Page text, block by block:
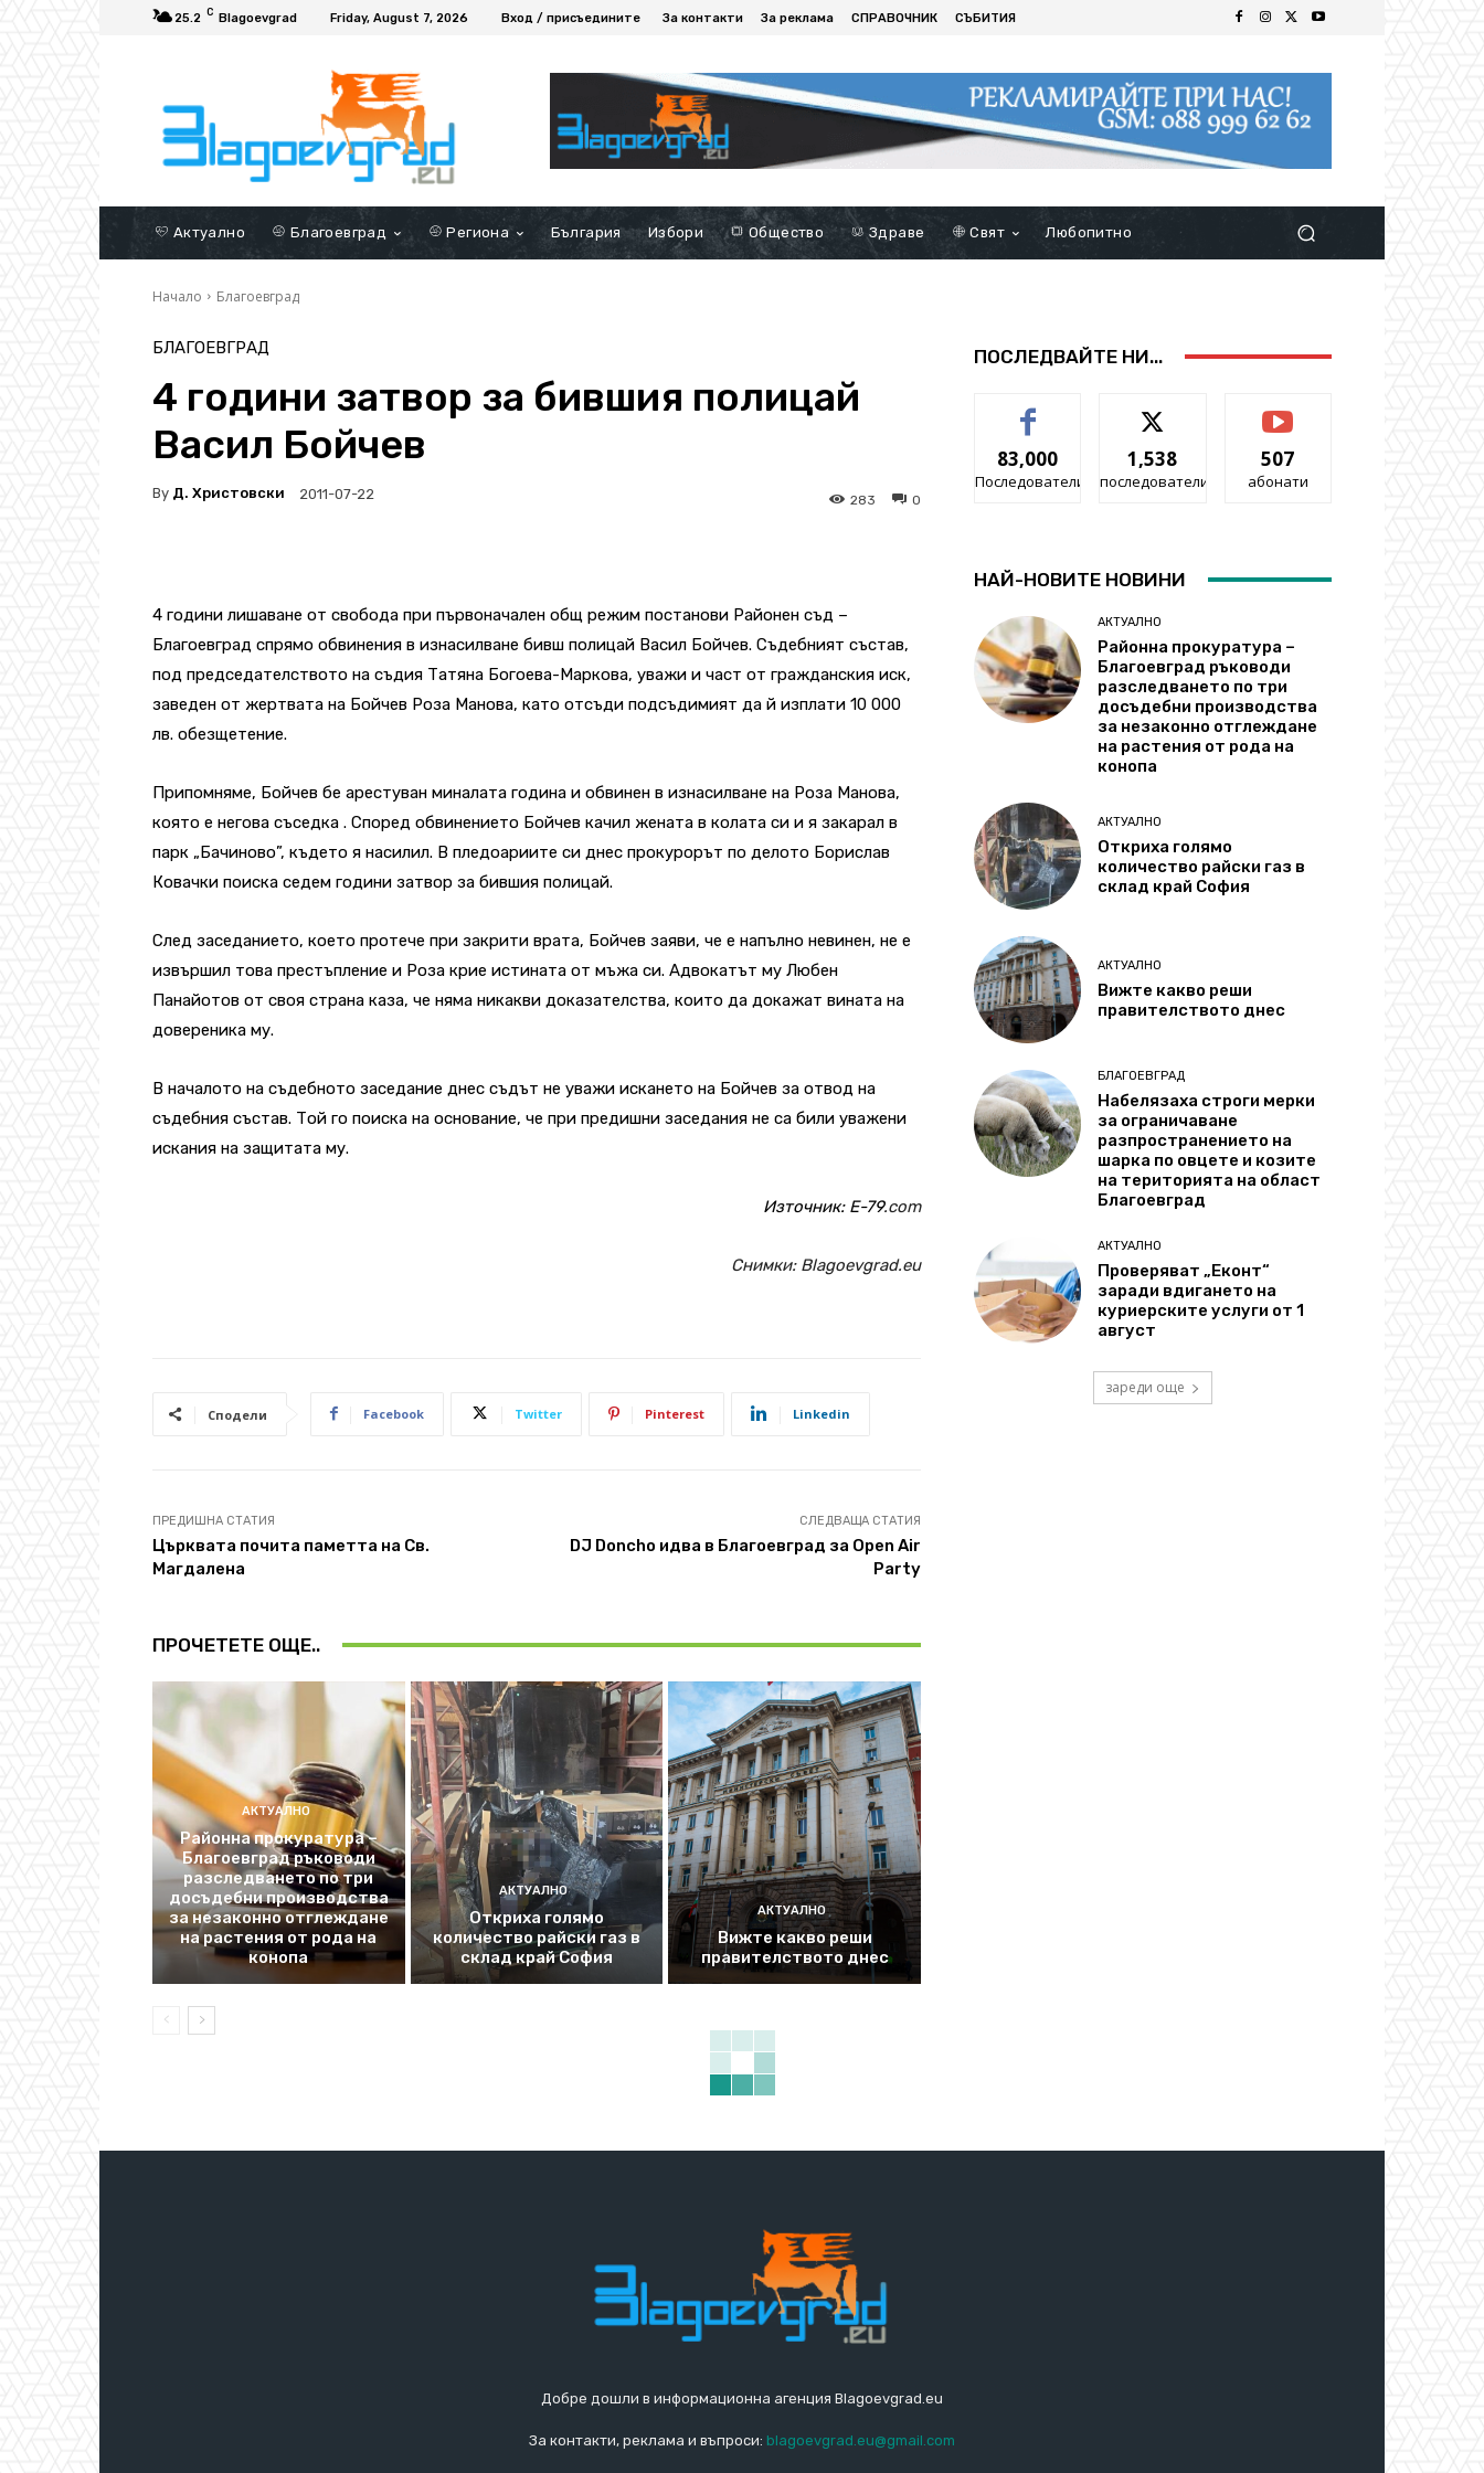
25.2 C Blagoevgrad Friday, August 7, 2026 Вход / присъедините За контакти За реклама СПРАВОЧНИК СЪБИТИЯ
Актуално Благоевград Региона България Избори Общество Здраве Свят Любопитно
Начало Благоевград
БЛАГОЕВГРАД
4 години затвор за бившия полицай
Васил Бойчев
By Д. Христовски 2011-07-22 0
283
4 години лишаване от свобода при първоначален общ режим постанови Районен съд –
Благоевград спрямо обвинения в изнасилване бивш полицай Васил Бойчев. Съдебният състав,
под председателството на съдия Татяна Богоева-Маркова, уважи и част от гражданския иск,
заведен от жертвата на Бойчев Роза Манова, като отсъди подсъдимият да й изплати 10 000
лв. обезщетение.
Припомняме, Бойчев бе арестуван миналата година и обвинен в изнасилване на Роза Манова,
която е негова съседка . Според обвинението Бойчев качил жената в колата си и я закарал в
парк „Бачиново”, където я насилил. В пледоариите си днес прокурорът по делото Борислав
Ковачки поиска седем години затвор за бившия полицай.
След заседанието, което протече при закрити врата, Бойчев заяви, че е напълно невинен, не е
извършил това престъпление и Роза крие истината от мъжа си. Адвокатът му Любен
Панайотов от своя страна каза, че няма никакви доказателства, които да докажат вината на
довереника му.
В началото на съдебното заседание днес съдът не уважи искането на Бойчев за отвод на
съдебния състав. Той го поиска на основание, че при предишни заседания не са били уважени
искания на защитата му.
Източник: E-79.com
Снимки: Blagoevgrad.eu
Сподели Facebook Twitter Pinterest Linkedin
ПРЕДИШНА СТАТИЯ
Църквата почита паметта на Св.
Магдалена
СЛЕДВАЩА СТАТИЯ
DJ Doncho идва в Благоевград за Open Air
Party
ПРОЧЕТЕТЕ ОЩЕ..
АКТУАЛНО
Районна прокуратура –
Благоевград ръководи
разследването по три
досъдебни производства
за незаконно отглеждане
на растения от рода на
конопа
АКТУАЛНО
Откриха голямо
количество райски газ в
склад край София
АКТУАЛНО
Вижте какво реши
правителството днес
ПОСЛЕДВАЙТЕ НИ...
83,000
Последователи
1,538
последователи
507
абонати
НАЙ-НОВИТЕ НОВИНИ
АКТУАЛНО
Районна прокуратура –
Благоевград ръководи
разследването по три
досъдебни производства
за незаконно отглеждане
на растения от рода на
конопа
АКТУАЛНО
Откриха голямо
количество райски газ в
склад край София
АКТУАЛНО
Вижте какво реши
правителството днес
БЛАГОЕВГРАД
Набелязаха строги мерки
за ограничаване
разпространението на
шарка по овцете и козите
на територията на област
Благоевград
АКТУАЛНО
Проверяват „Еконт“
заради вдигането на
куриерските услуги от 1
август
зареди още
Добре дошли в информационна агенция Blagoevgrad.eu
За контакти, реклама и въпроси: blagoevgrad.eu@gmail.com